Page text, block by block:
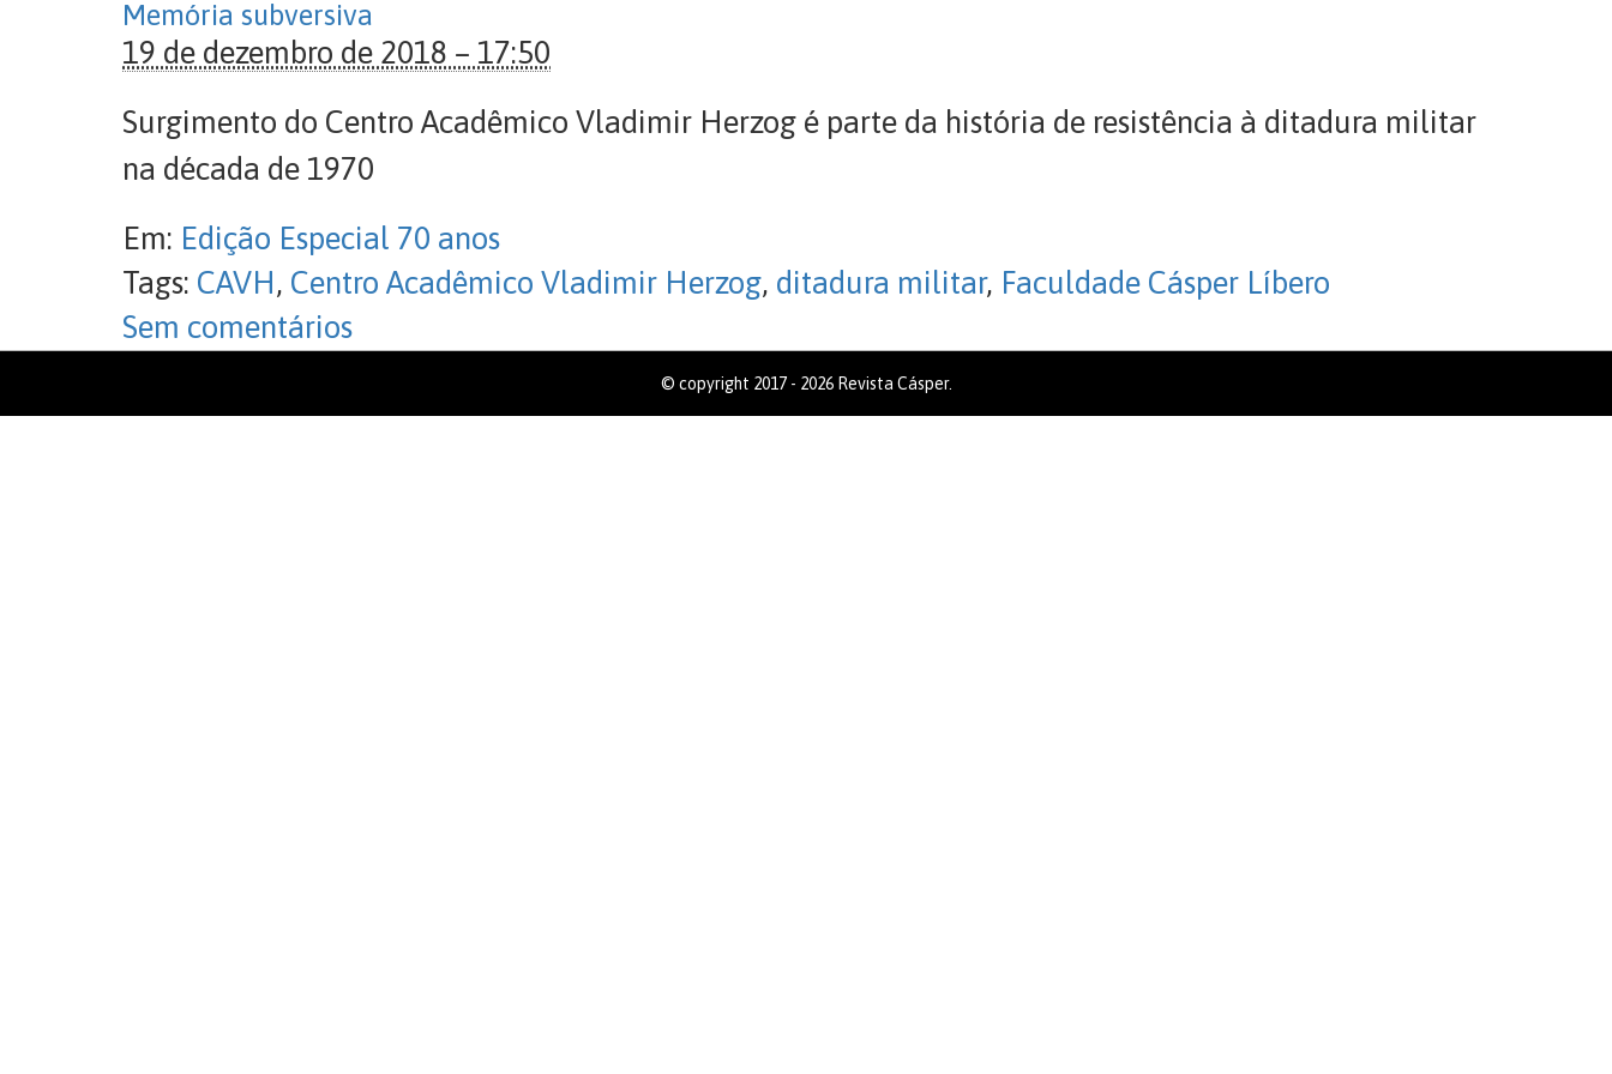
Memória subversiva
19 de dezembro de 2018 – 17:50
Surgimento do Centro Acadêmico Vladimir Herzog é parte da história de resistência à ditadura militar
na década de 1970
Em: Edição Especial 70 anos
Tags: CAVH, Centro Acadêmico Vladimir Herzog, ditadura militar, Faculdade Cásper Líbero
Sem comentários
© copyright 2017 - 2026 Revista Cásper.